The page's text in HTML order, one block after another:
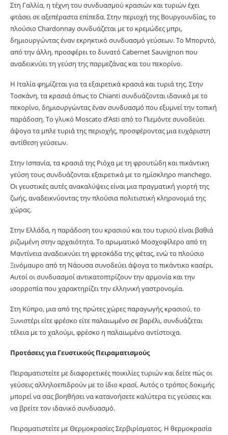
Στη Γαλλία, η τέχνη του συνδυασμού κρασιών και τυριών έχει
φτάσει σε αξεπέραστα επίπεδα. Στην περιοχή της Βουργουνδίας, το
πλούσιο Chardonnay συνδυάζεται με το κρεμώδες μπρι,
δημιουργώντας έναν εκρηκτικό συνδυασμό γεύσεων. Το Μπορντό,
από την άλλη, προσφέρει το δυνατό Cabernet Sauvignon που
αναδεικνύει τη γεύση της παρμεζάνας και του πεκορίνο.
Η Ιταλία φημίζεται για τα εξαιρετικά κρασιά και τυριά της. Στην
Τοσκάνη, τα κρασιά όπως το Chianti συνδυάζονται ιδανικά με το
πεκορίνο, δημιουργώντας έναν συνδυασμό που εξυμνεί την τοπική
παράδοση. Το γλυκό Moscato d’Asti από το Πιεμόντε συνοδεύει
άψογα τα μπλε τυριά της περιοχής, προσφέροντας μια ευχάριστη
αντίθεση γεύσεων.
Στην Ισπανία, τα κρασιά της Ριόχα με τη φρουτώδη και πικάντικη
γεύση τους συνδυάζονται εξαιρετικά με το ημίσκληρο manchego.
Οι γευστικές αυτές ανακαλύψεις είναι μια πραγματική γιορτή της
ζωής, αναδεικνύοντας την πλούσια πολιτιστική κληρονομιά της
χώρας.
Στην Ελλάδα, η παράδοση του κρασιού και του τυριού είναι βαθιά
ριζωμένη στην αρχαιότητα. Το αρωματικό Μοσχοφίλερο από τη
Μαντίνεια αναδεικνύει τη φρεσκάδα της φέτας, ενώ το πλούσιο
Ξινόμαυρο από τη Νάουσα συνοδεύει άψογα το πικάντικο κασέρι.
Αυτοί οι συνδυασμοί αντικατοπτρίζουν την αρμονία και την
ισορροπία που χαρακτηρίζει την ελληνική γαστρονομία.
Στη Κύπρο, μια από της πρώτες χώρες παραγωγής κρασιού, το
Ξυνιστέρι είτε φρέσκο είτε παλαιωμένο σε βαρέλι, συνδυάζεται
τέλεια με το χαλούμι, φρέσκο η παλαιωμένο αντίστοιχα.
Προτάσεις για Γευστικούς Πειραματισμούς
Πειραματιστείτε με διαφορετικές ποικιλίες τυριών και δείτε πώς οι
γεύσεις αλληλοεπιδρούν με το ίδιο κρασί. Αυτός ο τρόπος δοκιμής
μπορεί να σας βοηθήσει να κατανοήσετε καλύτερα τις γεύσεις και
να βρείτε τον ιδανικό συνδυασμό.
Πειραματιστείτε με Θερμοκρασίες Σερβιρίσματος. Η θερμοκρασία